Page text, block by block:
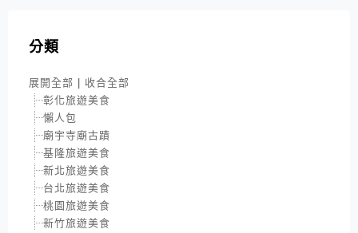
分類
展開全部 | 收合全部
彰化旅遊美食
懶人包
廟宇寺廟古蹟
基隆旅遊美食
新北旅遊美食
台北旅遊美食
桃園旅遊美食
新竹旅遊美食